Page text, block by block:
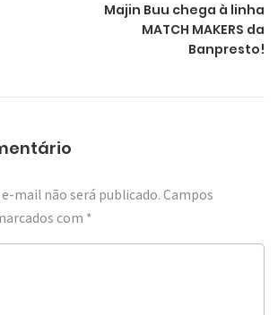
Majin Buu chega à linha
MATCH MAKERS da
Banpresto!
mail não será publicado. Campos
com *